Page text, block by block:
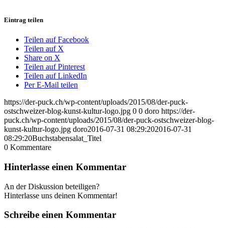
Eintrag teilen
Teilen auf Facebook
Teilen auf X
Share on X
Teilen auf Pinterest
Teilen auf LinkedIn
Per E-Mail teilen
https://der-puck.ch/wp-content/uploads/2015/08/der-puck-
ostschweizer-blog-kunst-kultur-logo.jpg 0 0 doro https://der-
puck.ch/wp-content/uploads/2015/08/der-puck-ostschweizer-blog-
kunst-kultur-logo.jpg doro2016-07-31 08:29:202016-07-31
08:29:20Buchstabensalat_Titel
0 Kommentare
Hinterlasse einen Kommentar
An der Diskussion beteiligen?
Hinterlasse uns deinen Kommentar!
Schreibe einen Kommentar